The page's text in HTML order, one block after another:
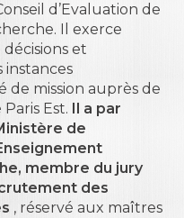
d’Evaluation de
Il exerce
et
instances
de mission auprès de
Est. Il a par
de
membre du jury
des
, réservé aux maîtres